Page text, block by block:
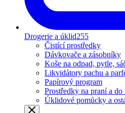
Drogerie a úklid255
Čistící prostředky
Dávkovače a zásobníky
Koše na odpad, pytle,
Likvidátory pachu a
Papírový program
Prostředky na praní a
Úklidové pomůcky a